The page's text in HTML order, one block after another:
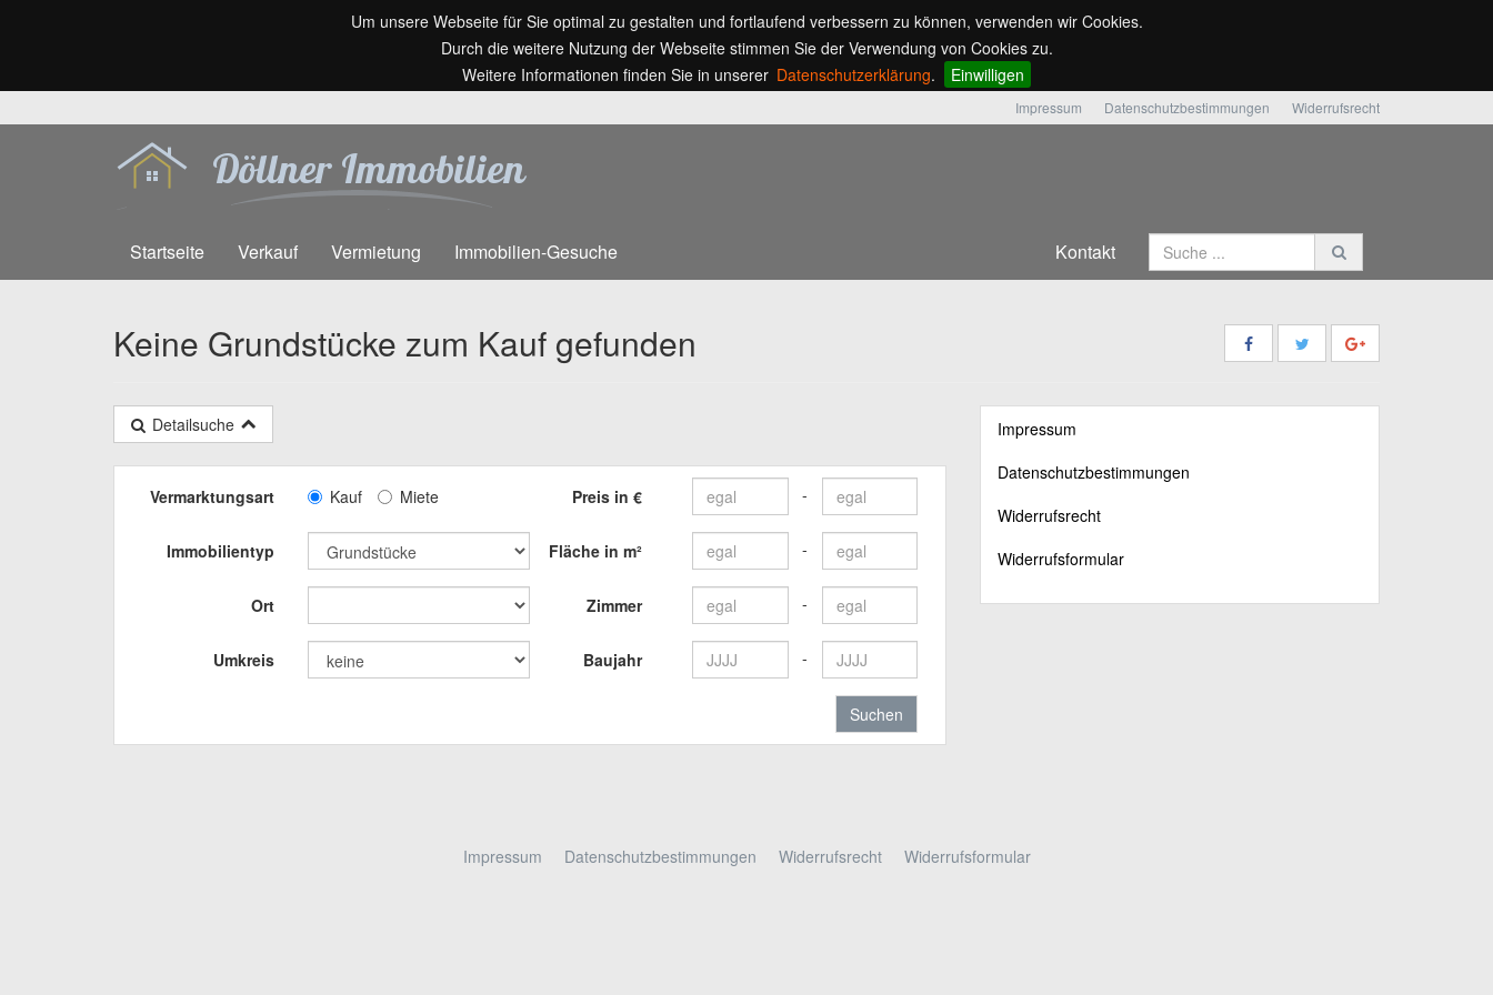
Um unsere Webseite für Sie optimal zu gestalten und fortlaufend verbessern zu können, verwenden wir Cookies.
Durch die weitere Nutzung der Webseite stimmen Sie der Verwendung von Cookies zu.
Weitere Informationen finden Sie in unserer Datenschutzerklärung. Einwilligen
Impressum Datenschutzbestimmungen Widerrufsrecht
Startseite Verkauf Vermietung Immobilien-Gesuche Kontakt
Keine Grundstücke zum Kauf gefunden
Detailsuche
Vermarktungsart Kauf Miete
Immobilientyp
Ort
Umkreis
Preis in €
Fläche in m²
Zimmer
Baujahr
Impressum
Datenschutzbestimmungen
Widerrufsrecht
Widerrufsformular
Impressum Datenschutzbestimmungen Widerrufsrecht Widerrufsformular